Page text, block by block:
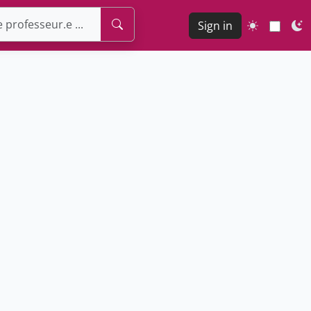
Sign in